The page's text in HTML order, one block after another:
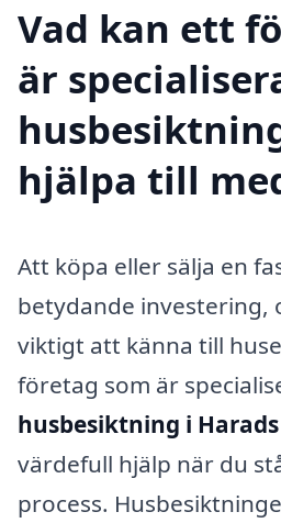
Vad kan ett
är
hjälpa till
Att köpa eller sälja en
betydande investering,
viktigt att känna till
företag som är
husbesiktning i Harads
värdefull hjälp när du
process.